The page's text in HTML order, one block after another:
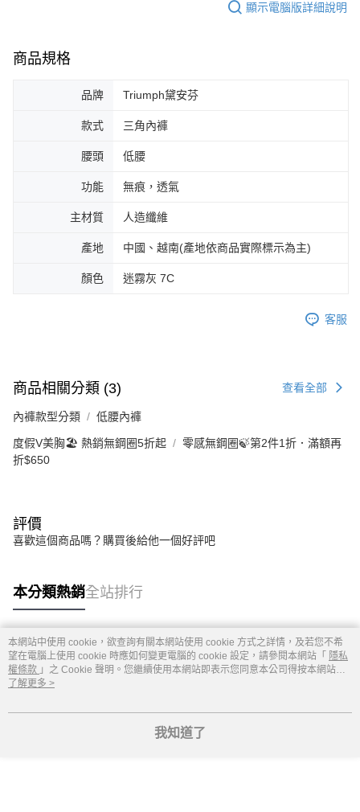
顯示電腦版詳細說明
商品規格
品牌 Triumph黛安芬
款式 三角內褲
腰頭 低腰
功能 無痕，透氣
主材質 人造纖維
產地 中國、越南(產地依商品實際標示為主)
顏色 迷霧灰 7C
客服
商品相關分類 (3) 查看全部
內褲款型分類 低腰內褲
度假V美胸🏖️ 熱銷無鋼圈5折起
零感無鋼圈🍃第2件1折．滿額再
折$650
評價
喜歡這個商品嗎？購買後給他一個好評吧
本分類熱銷全站排行
熱門標籤
本網站中使用 cookie，欲查詢有關本網站使用 cookie 方式之詳情，及若您不希
望在電腦上使用 cookie 時應如何變更電腦的 cookie 設定，請參閱本網站「 隱私
權條款 」之 Cookie 聲明。您繼續使用本網站即表示您同意本公司得按本網站使
用條款之 Cookie 聲明使用 cookie。
了解更多 >
我知道了